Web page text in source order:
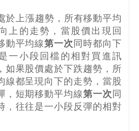
上漲趨勢，所有移動平均
上的走勢，當股價出現回
動平均線第一次同時都向下
一小段回檔的相對買進訊
如果股價處於下跌趨勢，所
線都呈現向下的走勢，當股
，短期移動平均線第一次同
，往往是一小段反彈的相對